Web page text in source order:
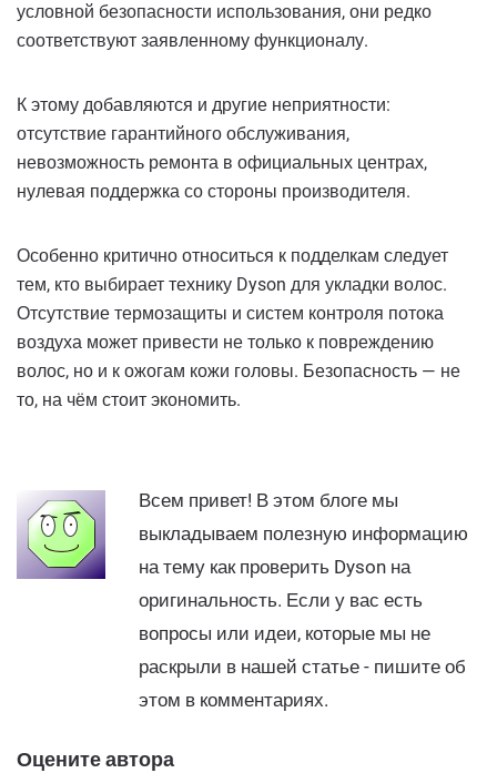
условной безопасности использования, они редко
соответствуют заявленному функционалу.
К этому добавляются и другие неприятности:
отсутствие гарантийного обслуживания,
невозможность ремонта в официальных центрах,
нулевая поддержка со стороны производителя.
Особенно критично относиться к подделкам следует
тем, кто выбирает технику Dyson для укладки волос.
Отсутствие термозащиты и систем контроля потока
воздуха может привести не только к повреждению
волос, но и к ожогам кожи головы. Безопасность — не
то, на чём стоит экономить.
Всем привет! В этом блоге мы
выкладываем полезную информацию
на тему как проверить Dyson на
оригинальность. Если у вас есть
вопросы или идеи, которые мы не
раскрыли в нашей статье - пишите об
этом в комментариях.
Оцените автора